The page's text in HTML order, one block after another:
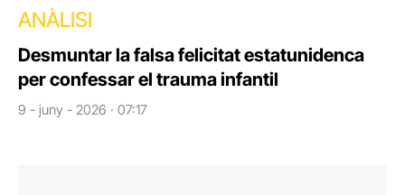
ANÀLISI
Desmuntar la falsa felicitat estatunidenca
per confessar el trauma infantil
9 - juny - 2026 · 07:17